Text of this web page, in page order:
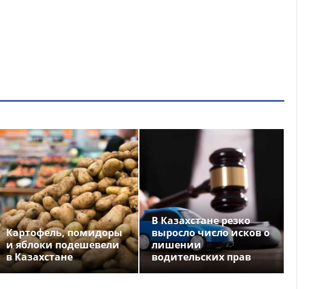
Картофель, помидоры
и яблоки подешевели
в Казахстане
В Казахстане резко
выросло число исков о
лишении
водительских прав